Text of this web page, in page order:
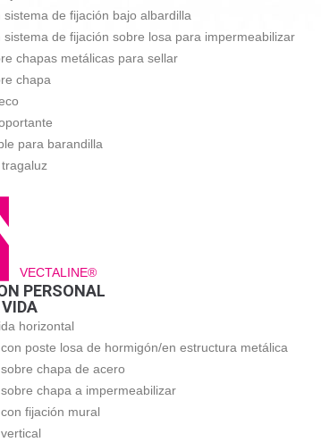
sistema de fijación bajo albardilla
sistema de fijación sobre losa para impermeabilizar
chapas metálicas para sellar
chapa
para barandilla
VECTALINE®
PERSONAL
horizontal
poste losa de hormigón/en estructura metálica
chapa de acero
chapa a impermeabilizar
fijación mural